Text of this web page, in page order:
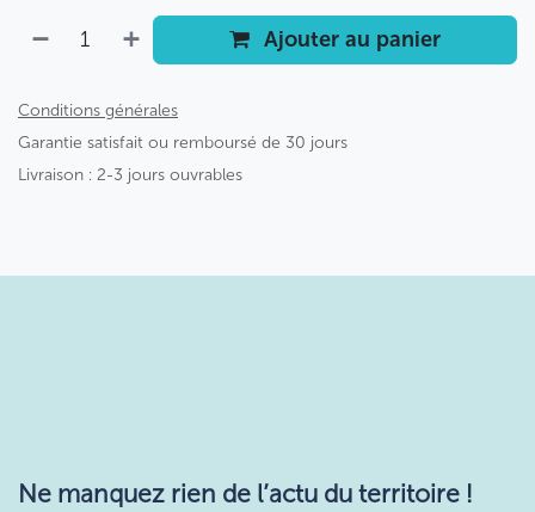
Ajouter au panier
Conditions générales
Garantie satisfait ou remboursé de 30 jours
Livraison : 2-3 jours ouvrables
Ne manquez rie​n de l’actu du territoire !